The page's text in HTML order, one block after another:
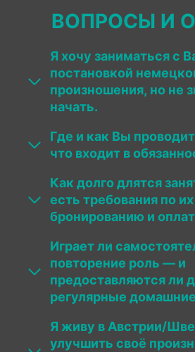
ВОПРОСЫ И
Я хочу заниматься с
постановкой
произношения, но не
начать.
Где и как Вы
что входит в
Как долго длятся
есть требования по их
бронированию и
Играет ли
повторение роль — и
предоставляются ли
регулярные
Я живу в Австрии/
улучшить своё